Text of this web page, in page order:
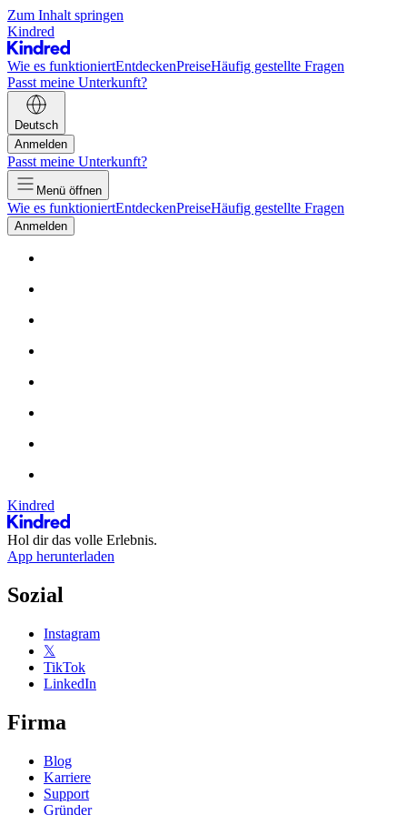
Zum Inhalt springen
Kindred
Wie es funktioniertEntdeckenPreiseHäufig gestellte Fragen
Passt meine Unterkunft?
Deutsch
Anmelden
Passt meine Unterkunft?
Menü öffnen
Wie es funktioniertEntdeckenPreiseHäufig gestellte Fragen
Anmelden
Kindred
Hol dir das volle Erlebnis.
App herunterladen
Sozial
Instagram
𝕏
TikTok
LinkedIn
Firma
Blog
Karriere
Support
Gründer